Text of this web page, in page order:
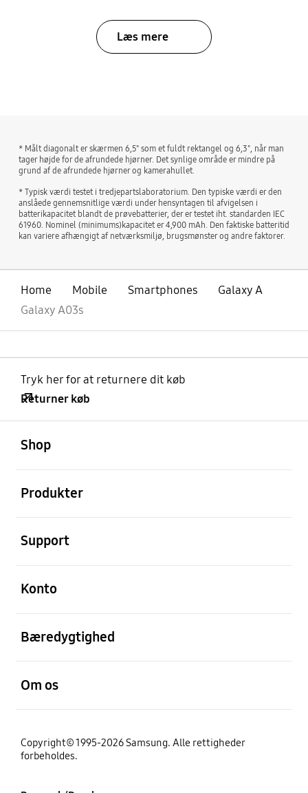
Læs mere
* Målt diagonalt er skærmen 6,5" som et fuldt rektangel og 6,3", når man
tager højde for de afrundede hjørner. Det synlige område er mindre på
grund af de afrundede hjørner og kamerahullet.
* Typisk værdi testet i tredjepartslaboratorium. Den typiske værdi er den
anslåede gennemsnitlige værdi under hensyntagen til afvigelsen i
batterikapacitet blandt de prøvebatterier, der er testet iht. standarden IEC
61960. Nominel (minimums)kapacitet er 4,900 mAh. Den faktiske batteritid
kan variere afhængigt af netværksmiljø, brugsmønster og andre faktorer.
Home Mobile Smartphones
Galaxy A
Galaxy A03s
Tryk her for at returnere dit køb
Returner køb
Shop
Produkter
Support
Konto
Bæredygtighed
Om os
Copyright© 1995-2026 Samsung. Alle rettigheder
forbeholdes.